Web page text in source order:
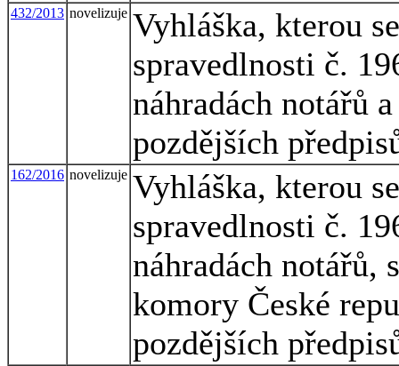
432/2013 novelizuje Vyhláška, kterou
spravedlnosti č.
náhradách notářů
pozdějších
162/2016 novelizuje Vyhláška, kterou
spravedlnosti č.
náhradách notářů,
komory České
pozdějších